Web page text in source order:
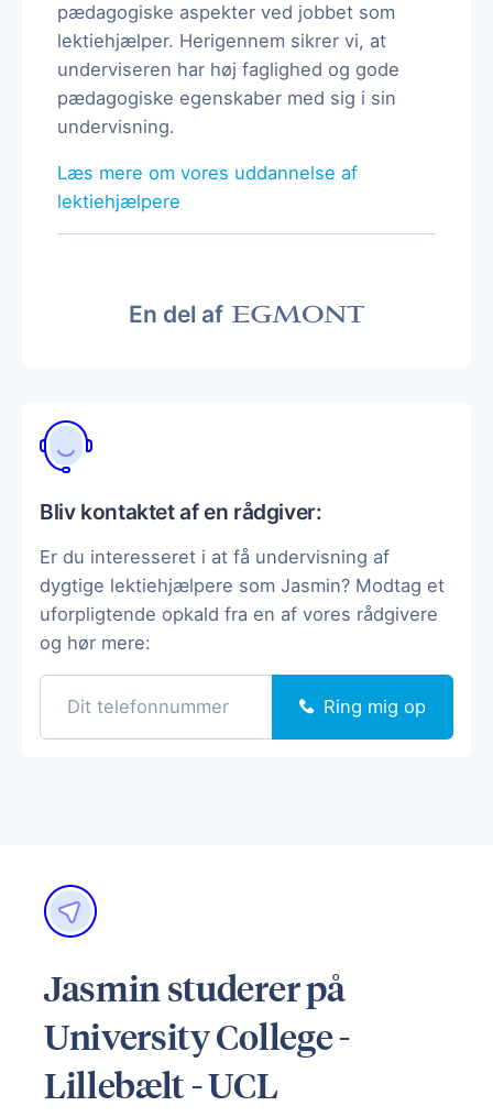
pædagogiske aspekter ved jobbet som
lektiehjælper. Herigennem sikrer vi, at
underviseren har høj faglighed og gode
pædagogiske egenskaber med sig i sin
undervisning.
Læs mere om vores uddannelse af
lektiehjælpere
En del af
Bliv kontaktet af en rådgiver:
Er du interesseret i at få undervisning af
dygtige lektiehjælpere som Jasmin? Modtag et
uforpligtende opkald fra en af vores rådgivere
og hør mere:
Ring mig op
Jasmin studerer på
University College -
Lillebælt - UCL